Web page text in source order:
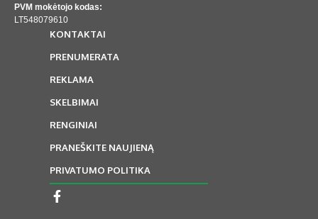
PVM mokėtojo kodas:
LT548079610
KONTAKTAI
PRENUMERATA
REKLAMA
SKELBIMAI
RENGINIAI
PRANEŠKITE NAUJIENĄ
PRIVATUMO POLITIKA